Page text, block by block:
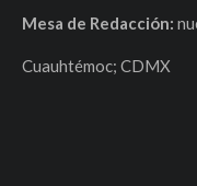
Mesa de Redacción:
Cuauhtémoc; CDMX